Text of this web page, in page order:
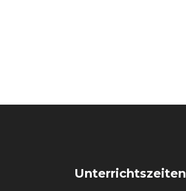
Unterrichtszeiten